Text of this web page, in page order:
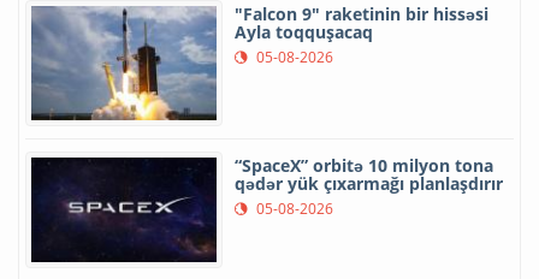
"Falcon 9" raketinin bir hissəsi
Ayla toqquşacaq
05-08-2026
“SpaceX” orbitə 10 milyon tona
qədər yük çıxarmağı planlaşdırır
05-08-2026